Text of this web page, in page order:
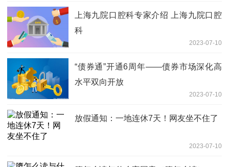
上海九院口腔科专家介绍 上海九院口腔
科
2023-07-10
“债券通”开通6周年——债券市场深化高
水平双向开放
2023-07-10
放假通知：一地连休7天！网友坐不住了
2023-07-10